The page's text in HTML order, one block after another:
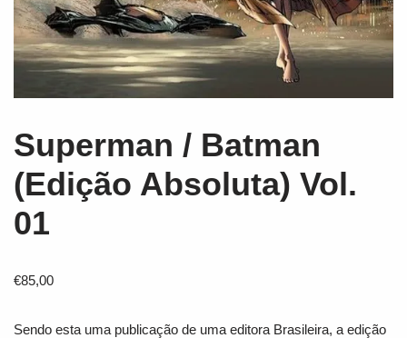
Superman / Batman
(Edição Absoluta) Vol.
01
€85,00
Sendo esta uma publicação de uma editora Brasileira, a edição